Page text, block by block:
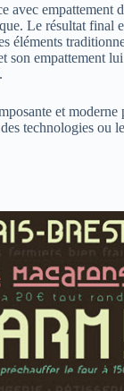
avec empattement
Le résultat final
éléments
son empattement
et moderne
technologies ou